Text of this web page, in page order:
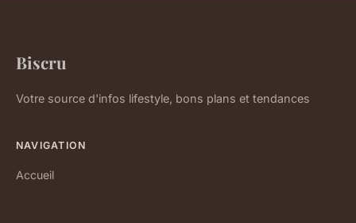
Biscru
Votre source d'infos lifestyle, bons plans et tendances
NAVIGATION
Accueil